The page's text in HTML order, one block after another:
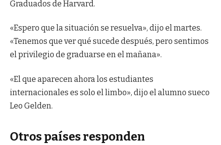
Graduados de Harvard.
«Espero que la situación se resuelva», dijo el martes.
«Tenemos que ver qué sucede después, pero sentimos
el privilegio de graduarse en el mañana».
«El que aparecen ahora los estudiantes
internacionales es solo el limbo», dijo el alumno sueco
Leo Gelden.
Otros países responden